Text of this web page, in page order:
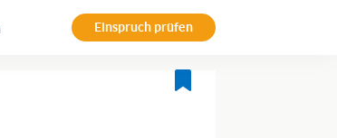
Einspruch prüfen